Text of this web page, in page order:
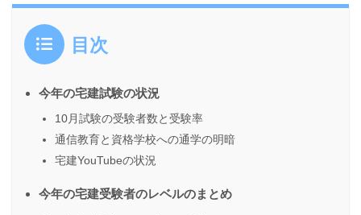
目次
今年の宅建試験の状況
10月試験の受験者数と受験率
通信教育と資格学校への通学の明暗
宅建YouTubeの状況
今年の宅建受験者のレベルのまとめ